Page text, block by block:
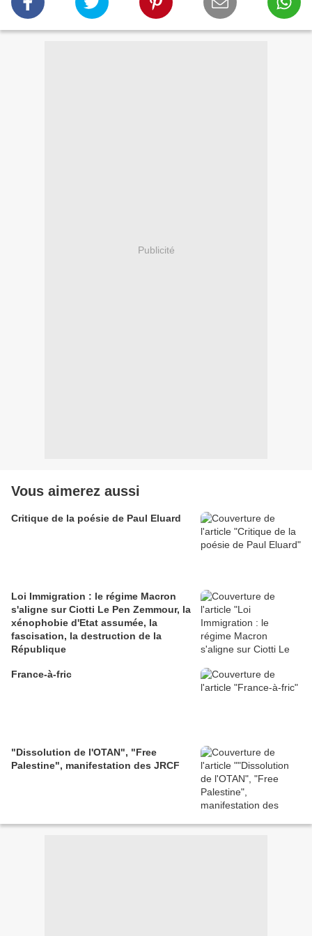
Publicité
Vous aimerez aussi
Critique de la poésie de Paul Eluard
Loi Immigration : le régime Macron
s'aligne sur Ciotti Le Pen Zemmour, la
xénophobie d'Etat assumée, la
fascisation, la destruction de la
République
France-à-fric
"Dissolution de l'OTAN", "Free
Palestine", manifestation des JRCF